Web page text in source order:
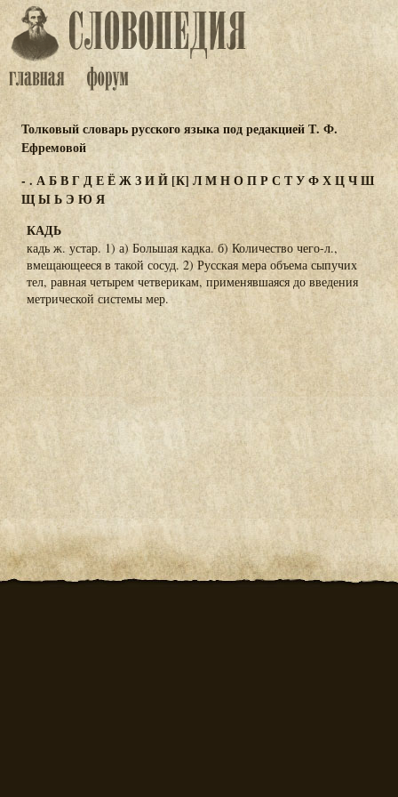
Толковый словарь русского языка под редакцией Т. Ф.
Ефремовой
- . АБВГДЕЁЖЗИЙ [К] ЛМНОПРС ТУФХЦЧШ
ЩЫЬЭ ЮЯ
КАДЬ
кадь ж. устар. 1) а) Большая кадка. б) Количество чего-л.,
вмещающееся в такой сосуд. 2) Русская мера объема сыпучих
тел, равная четырем четверикам, применявшаяся до введения
метрической системы мер.